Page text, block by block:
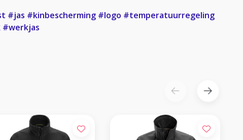
#jas #kinbescherming #logo #temperatuurregeling
#werkjas